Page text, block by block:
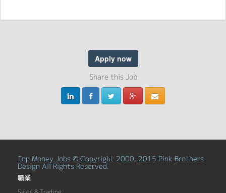
Apply now
Share this Job
Top Money Jobs © Copyright 2000, 2015 Pink Brothers
Design All Rights Reserved.
職業